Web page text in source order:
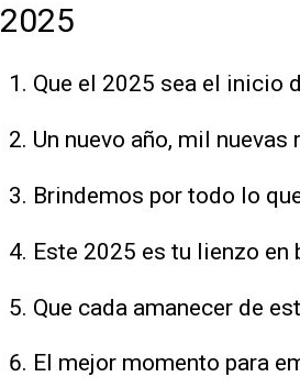
2025
Que el 2025 sea el inicio
Un nuevo año, mil
Brindemos por todo lo
Este 2025 es tu lienzo en
Que cada amanecer de
El mejor momento para